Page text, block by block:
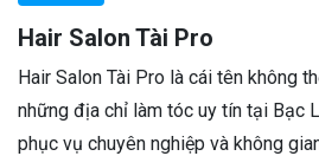
Hair Salon Tài Pro
Hair Salon Tài Pro là cái tên không
những địa chỉ làm tóc uy tín tại Bạc
phục vụ chuyên nghiệp và không